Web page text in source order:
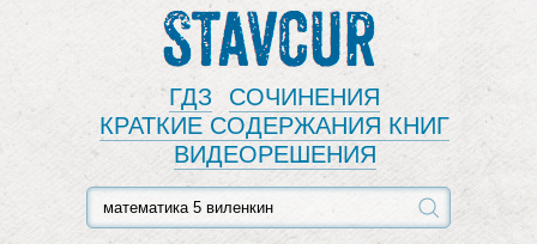
Stavcur
ГДЗ
СОЧИНЕНИЯ
КРАТКИЕ СОДЕРЖАНИЯ КНИГ
ВИДЕОРЕШЕНИЯ